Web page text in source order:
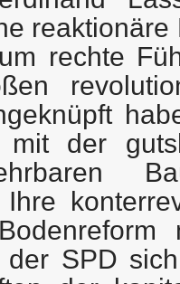
rechte
der
Ihre
SPD